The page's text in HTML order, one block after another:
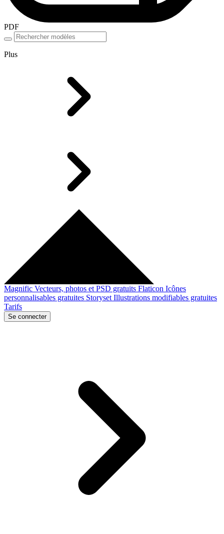
PDF
Plus
Magnific Vecteurs, photos et PSD gratuits Flaticon Icônes
personnalisables gratuites Storyset Illustrations modifiables gratuites
Tarifs
Se connecter